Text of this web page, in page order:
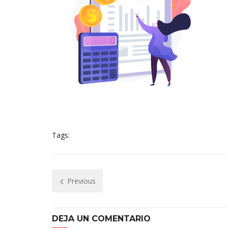
Tags:
Previous
DEJA UN COMENTARIO